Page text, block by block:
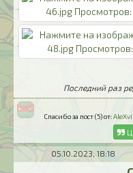
Последний раз
Спасибо за пост (5) от:
05.10.2023, 18:18